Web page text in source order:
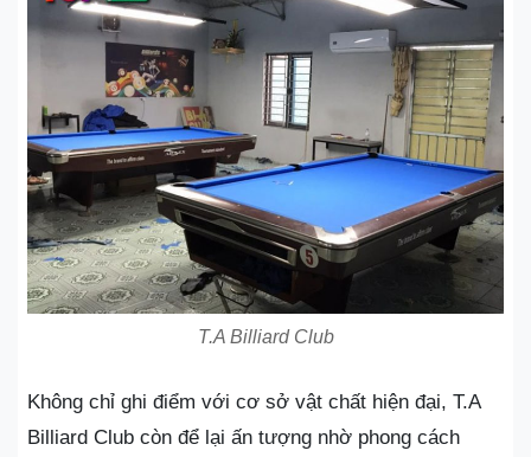
T.A Billiard Club
Không chỉ ghi điểm với cơ sở vật chất hiện đại, T.A
Billiard Club còn để lại ấn tượng nhờ phong cách